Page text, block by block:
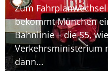
Zum
bekommt München
Bahnlinie – die S5,
Verkehrsministerium
dann...